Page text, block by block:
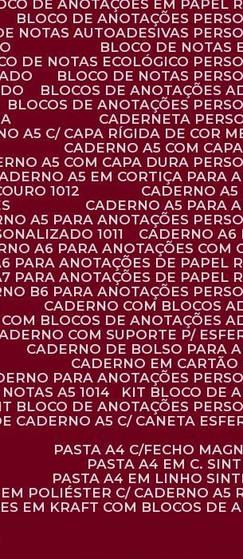
DE ANOTAÇÕES EM PAPEL
BLOCO DE ANOTAÇÕES
DE NOTAS AUTOADESIVAS
BLOCO DE NOTAS
DE NOTAS ECOLÓGICO
BLOCO DE NOTAS
BLOCOS DE ANOTAÇÕES
BLOCOS DE ANOTAÇÕES
CADERNETA
A5 C/ CAPA RÍGIDA DE COR
CADERNO A5 COM
A5 COM CAPA DURA
A5 EM CORTIÇA PARA
1012
CADERNO
CADERNO A5 PARA
A5 PARA ANOTAÇÕES
1011
CADERNO
A6 PARA ANOTAÇÕES COM
PARA ANOTAÇÕES DE PAPEL
PARA ANOTAÇÕES DE PAPEL
B6 PARA ANOTAÇÕES
CADERNO COM BLOCOS
COM BLOCOS DE ANOTAÇÕES
COM SUPORTE P/
CADERNO DE BOLSO PARA
CADERNO EM
PARA ANOTAÇÕES
A5 1014
KIT BLOCO DE
BLOCO DE ANOTAÇÕES
CADERNO A5 C/ CANETA
PASTA A4 C/FECHO
PASTA A4 EM C.
PASTA A4 EM LINHO
EM POLIÉSTER C/ CADERNO A5
EM KRAFT COM BLOCOS DE